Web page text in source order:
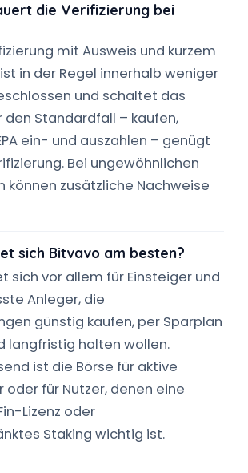
die Verifizierung bei
mit Ausweis und kurzem
in der Regel innerhalb weniger
und schaltet das
den Standardfall – kaufen,
ein- und auszahlen – genügt
Bei ungewöhnlichen
können zusätzliche Nachweise
sich Bitvavo am besten?
sich vor allem für Einsteiger und
Anleger, die
günstig kaufen, per Sparplan
langfristig halten wollen.
ist die Börse für aktive
für Nutzer, denen eine
Lizenz oder
Staking wichtig ist.